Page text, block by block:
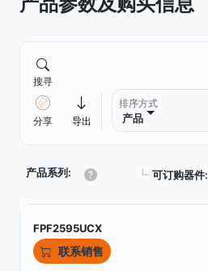
搜寻
分享 导出
排序方式
产品
产品系列: ┗ 可订购器件:
FPF2595UCX
联系销售